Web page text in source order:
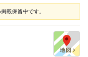
載保留中です。